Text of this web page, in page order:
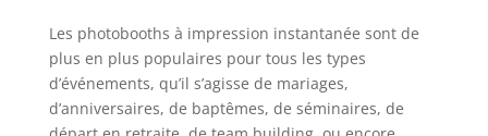
Les photobooths à impression instantanée sont de
plus en plus populaires pour tous les types
d’événements, qu’il s’agisse de mariages,
d’anniversaires, de baptêmes, de séminaires, de